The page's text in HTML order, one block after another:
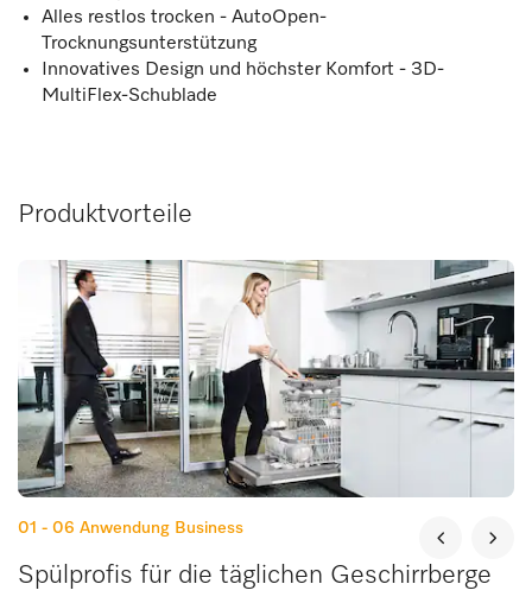
Alles restlos trocken - AutoOpen-
Trocknungsunterstützung
Innovatives Design und höchster Komfort - 3D-
MultiFlex-Schublade
Produktvorteile
01 - 06 Anwendung Business
Spülprofis für die täglichen Geschirrberge